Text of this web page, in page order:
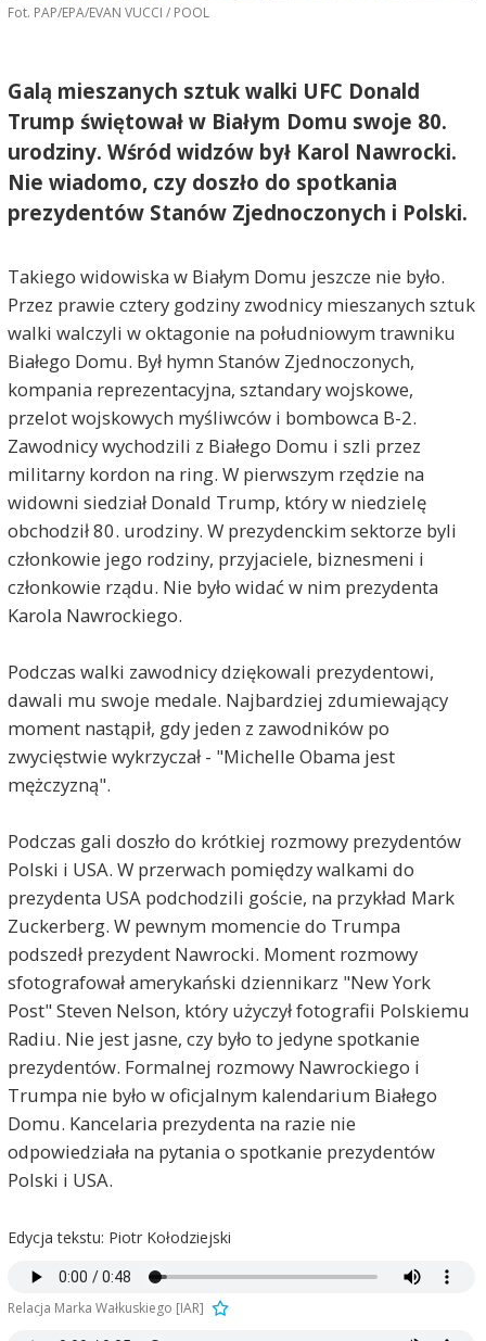
Fot. PAP/EPA/EVAN VUCCI / POOL
Galą mieszanych sztuk walki UFC Donald
Trump świętował w Białym Domu swoje 80.
urodziny. Wśród widzów był Karol Nawrocki.
Nie wiadomo, czy doszło do spotkania
prezydentów Stanów Zjednoczonych i Polski.
Takiego widowiska w Białym Domu jeszcze nie było.
Przez prawie cztery godziny zwodnicy mieszanych sztuk
walki walczyli w oktagonie na południowym trawniku
Białego Domu. Był hymn Stanów Zjednoczonych,
kompania reprezentacyjna, sztandary wojskowe,
przelot wojskowych myśliwców i bombowca B-2.
Zawodnicy wychodzili z Białego Domu i szli przez
militarny kordon na ring. W pierwszym rzędzie na
widowni siedział Donald Trump, który w niedzielę
obchodził 80. urodziny. W prezydenckim sektorze byli
członkowie jego rodziny, przyjaciele, biznesmeni i
członkowie rządu. Nie było widać w nim prezydenta
Karola Nawrockiego.
Podczas walki zawodnicy dziękowali prezydentowi,
dawali mu swoje medale. Najbardziej zdumiewający
moment nastąpił, gdy jeden z zawodników po
zwycięstwie wykrzyczał - "Michelle Obama jest
mężczyzną".
Podczas gali doszło do krótkiej rozmowy prezydentów
Polski i USA. W przerwach pomiędzy walkami do
prezydenta USA podchodzili goście, na przykład Mark
Zuckerberg. W pewnym momencie do Trumpa
podszedł prezydent Nawrocki. Moment rozmowy
sfotografował amerykański dziennikarz "New York
Post" Steven Nelson, który użyczył fotografii Polskiemu
Radiu. Nie jest jasne, czy było to jedyne spotkanie
prezydentów. Formalnej rozmowy Nawrockiego i
Trumpa nie było w oficjalnym kalendarium Białego
Domu. Kancelaria prezydenta na razie nie
odpowiedziała na pytania o spotkanie prezydentów
Polski i USA.
Edycja tekstu: Piotr Kołodziejski
Relacja Marka Wałkuskiego [IAR]